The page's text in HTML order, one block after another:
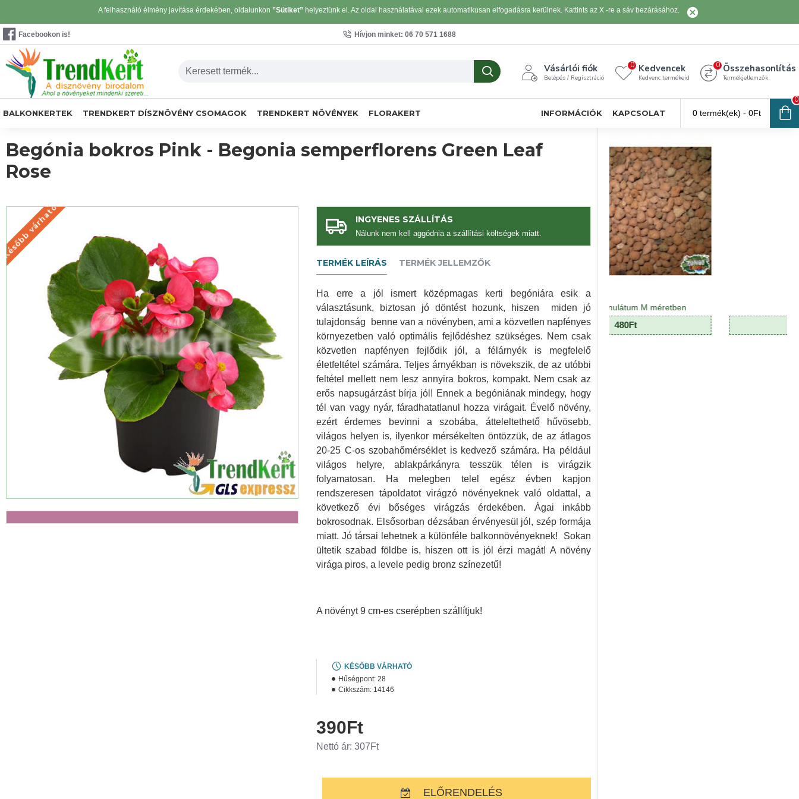
A felhasználó élmény javítása érdekében, oldalunkon ”Sütiket” helyeztünk el. Az oldal használatával ezek automatikusan elfogadásra kerülnek. Kattints az X -re a sáv bezárásához.
Facebookon is! Hívjon minket: 06 70 571 1688
Vásárlói fiók
Belépés / Regisztráció
Kedvencek
Kedvenc termékeid
0 Összehasonlítás
Termékjellemzők
0
BALKONKERTEK TRENDKERT DÍSZNÖVÉNY CSOMAGOK TRENDKERT NÖVÉNYEK FLORAKERT INFORMÁCIÓK KAPCSOLAT 0 termék(ek) - 0Ft
0
Begónia bokros Pink - Begonia semperflorens Green Leaf
Rose
KÉSŐBB VÁRHATÓ
Később várható INGYENES SZÁLLÍTÁS
Nálunk nem kell aggódnia a szállítási költségek miatt.
TERMÉK LEÍRÁS TERMÉK JELLEMZŐK
Ha erre a jól ismert középmagas kerti begóniára esik a
választásunk, biztosan jó döntést hozunk, hiszen miden jó
tulajdonság benne van a növényben, ami a közvetlen napfényes
környezetben való optimális fejlődéshez szükséges. Nem csak
közvetlen napfényen fejlődik jól, a félárnyék is megfelelő
életfeltétel számára. Teljes árnyékban is növekszik, de az utóbbi
feltétel mellett nem lesz annyira bokros, kompakt. Nem csak az
erős napsugárzást bírja jól! Ennek a begóniának mindegy, hogy
tél van vagy nyár, fáradhatatlanul hozza virágait. Évelő növény,
ezért érdemes bevinni a szobába, átteleltethető hűvösebb,
világos helyen is, ilyenkor mérsékelten öntözzük, de az átlagos
20-25 C-os szobahőmérséklet is kedvező számára. Ha például
világos helyre, ablakpárkányra tesszük télen is virágzik
folyamatosan. Ha melegben telel egész évben kapjon
rendszeresen tápoldatot virágzó növényeknek való oldattal, a
következő évi bőséges virágzás érdekében. Ágai inkább
bokrosodnak. Elsősorban dézsában érvényesül jól, szép formája
miatt. Jó társai lehetnek a különféle balkonnövényeknek! Sokan
ültetik szabad földbe is, hiszen ott is jól érzi magát! A növény
virága piros, a levele pedig bronz színezetű!
A növényt 9 cm-es cserépben szállítjuk!
KÉSŐBB VÁRHATÓ
Hűségpont: 28
Cikkszám: 14146
390Ft
Nettó ár: 307Ft
ELŐRENDELÉS
Agyag granulátum M méretben
480Ft